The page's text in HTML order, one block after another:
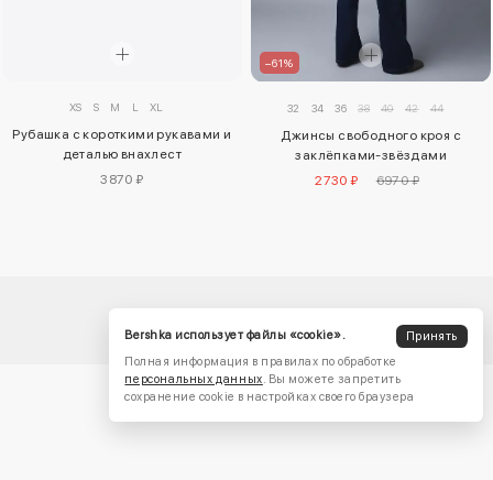
XS S M L XL
Рубашка с короткими рукавами и
деталью внахлест
3870 ₽
–61%
32 34 36 38 40 42 44
Джинсы свободного кроя с
заклёпками-звёздами
2730 ₽
6970 ₽
Bershka использует файлы «cookie».
Принять
Полная информация в правилах по обработке
персональных данных. Вы можете запретить
сохранение cookie в настройках своего браузера